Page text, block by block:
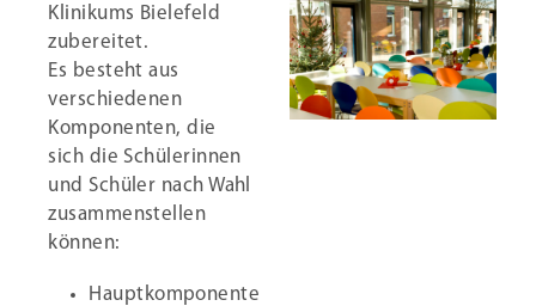
Klinikums Bielefeld
zubereitet.
Es besteht aus
verschiedenen
Komponenten, die
sich die Schülerinnen
und Schüler nach Wahl
zusammenstellen
können:
Hauptkomponente